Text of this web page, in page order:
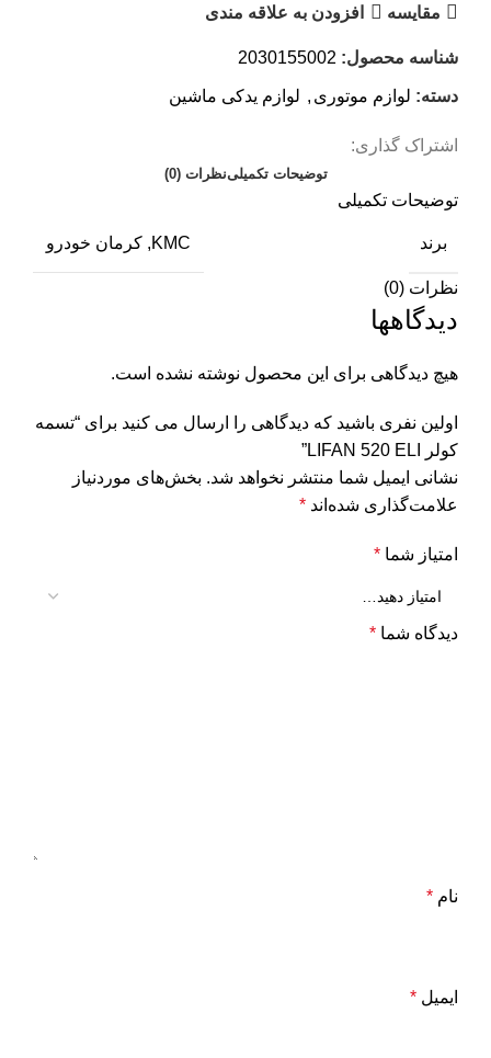
مقایسه افزودن به علاقه مندی
شناسه محصول: 2030155002
دسته: لوازم موتوری , لوازم یدکی ماشین
اشتراک گذاری:
توضیحات تکمیلینظرات (0)
توضیحات تکمیلی
برند KMC, کرمان خودرو
نظرات (0)
دیدگاهها
هیچ دیدگاهی برای این محصول نوشته نشده است.
اولین نفری باشید که دیدگاهی را ارسال می کنید برای “تسمه
کولر LIFAN 520 ELI”
نشانی ایمیل شما منتشر نخواهد شد. بخش‌های موردنیاز
علامت‌گذاری شده‌اند *
امتیاز شما *
دیدگاه شما *
نام *
ایمیل *